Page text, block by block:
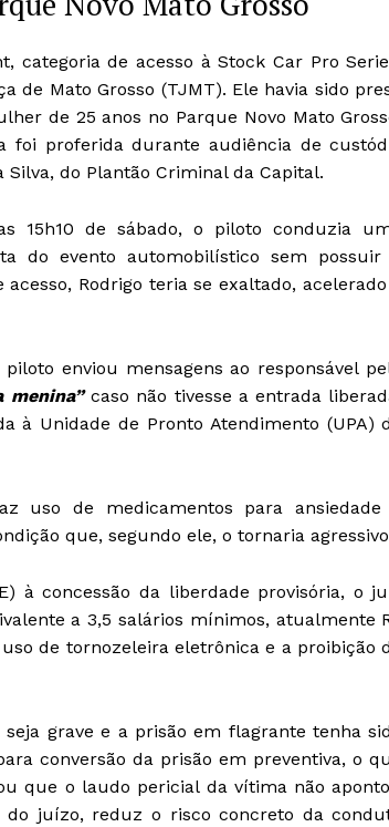
categoria de acesso à Stock Car Pro
de Mato Grosso (TJMT). Ele havia sido
de 25 anos no Parque Novo Mato
foi proferida durante audiência de
do Plantão Criminal da Capital.
15h10 de sábado, o piloto conduzia
do evento automobilístico sem possuir
Rodrigo teria se exaltado,
enviou mensagens ao responsável
menina”caso não tivesse a entrada
à Unidade de Pronto Atendimento (UPA)
uso de medicamentos para ansiedade
que, segundo ele, o tornaria
à concessão da liberdade provisória, o
a 3,5 salários mínimos, atualmente
de tornozeleira eletrônica e a proibição
grave e a prisão em flagrante tenha
conversão da prisão em preventiva, o
que o laudo pericial da vítima não
do juízo, reduz o risco concreto da